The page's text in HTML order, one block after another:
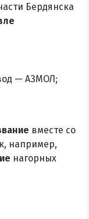
Бердянска
— АЗМОЛ;
вместе со
например,
нагорных